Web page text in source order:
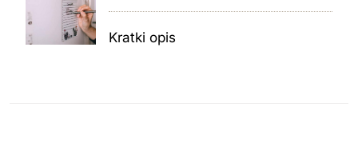
Kratki opis